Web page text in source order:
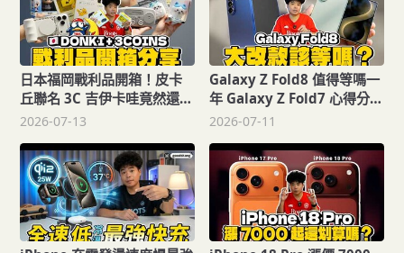
日本福岡戰利品開箱！皮卡
丘聯名 3C 吉伊卡哇竟然還有
懶人滑手機神器日本必買 3C
2026-07-13
Galaxy Z Fold8 值得等嗎一
年 Galaxy Z Fold7 心得分享
與 Z Fold8 五大改變預測：
2026-07-11